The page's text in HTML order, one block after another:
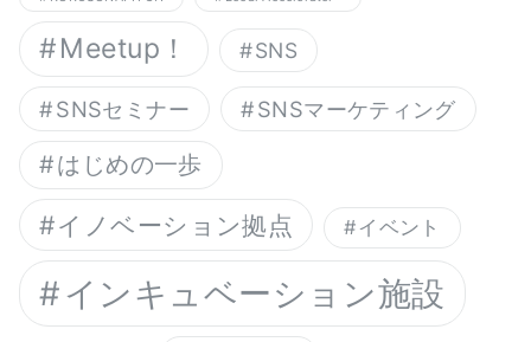
Meetup！ SNS
SNSセミナー SNSマーケティング
はじめの一歩
イノベーション拠点 イベント
インキュベーション施設